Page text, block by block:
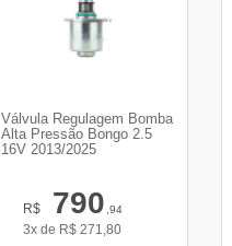
Válvula Regulagem Bomba
Alta Pressão Bongo 2.5
16V 2013/2025
R$ 790,94
3x de R$ 271,80